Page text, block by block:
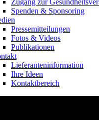
Spenden & Sponsoring
Pressemitteilungen
Fotos & Videos
Publikationen
Lieferanteninformation
Ihre Ideen
Kontaktbereich